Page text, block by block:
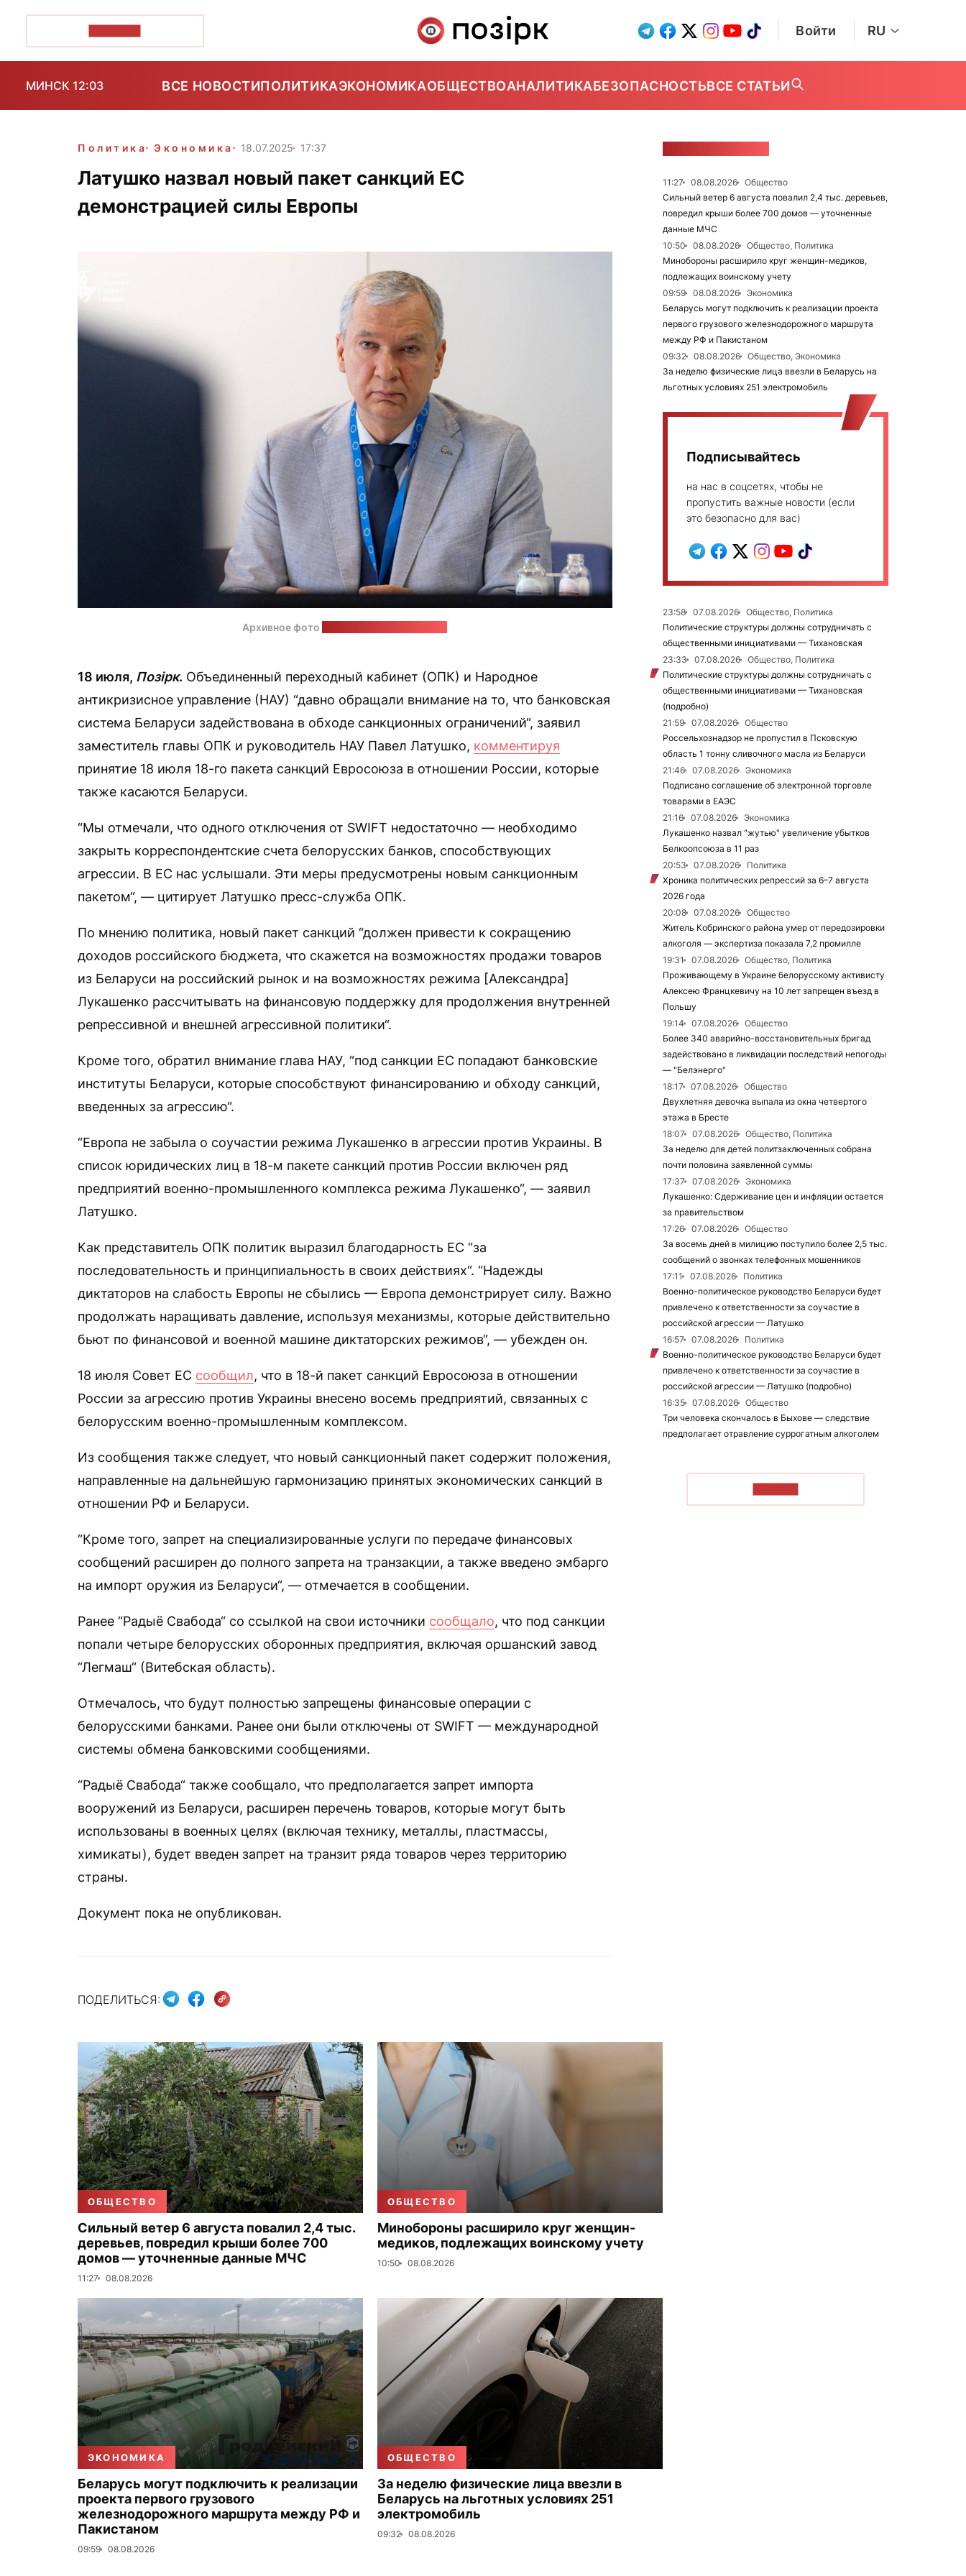
Войти RU
МИНСК 12:03 ВСЕ НОВОСТИПОЛИТИКАЭКОНОМИКАОБЩЕСТВОАНАЛИТИКАБЕЗОПАСНОСТЬВСЕ СТАТЬИ
Политика Экономика 18.07.2025 17:37
Латушко назвал новый пакет санкций ЕС
демонстрацией силы Европы
Архивное фото
18 июля, Позірк. Объединенный переходный кабинет (ОПК) и Народное
антикризисное управление (НАУ) “давно обращали внимание на то, что банковская
система Беларуси задействована в обходе санкционных ограничений“, заявил
заместитель главы ОПК и руководитель НАУ Павел Латушко, комментируя
принятие 18 июля 18-го пакета санкций Евросоюза в отношении России, которые
также касаются Беларуси.
“Мы отмечали, что одного отключения от SWIFT недостаточно — необходимо
закрыть корреспондентские счета белорусских банков, способствующих
агрессии. В ЕС нас услышали. Эти меры предусмотрены новым санкционным
пакетом“, — цитирует Латушко пресс-служба ОПК.
По мнению политика, новый пакет санкций “должен привести к сокращению
доходов российского бюджета, что скажется на возможностях продажи товаров
из Беларуси на российский рынок и на возможностях режима [Александра]
Лукашенко рассчитывать на финансовую поддержку для продолжения внутренней
репрессивной и внешней агрессивной политики“.
Кроме того, обратил внимание глава НАУ, “под санкции ЕС попадают банковские
институты Беларуси, которые способствуют финансированию и обходу санкций,
введенных за агрессию“.
“Европа не забыла о соучастии режима Лукашенко в агрессии против Украины. В
список юридических лиц в 18-м пакете санкций против России включен ряд
предприятий военно-промышленного комплекса режима Лукашенко“, — заявил
Латушко.
Как представитель ОПК политик выразил благодарность ЕС “за
последовательность и принципиальность в своих действиях“. “Надежды
диктаторов на слабость Европы не сбылись — Европа демонстрирует силу. Важно
продолжать наращивать давление, используя механизмы, которые действительно
бьют по финансовой и военной машине диктаторских режимов“, — убежден он.
18 июля Совет ЕС сообщил, что в 18-й пакет санкций Евросоюза в отношении
России за агрессию против Украины внесено восемь предприятий, связанных с
белорусским военно-промышленным комплексом.
Из сообщения также следует, что новый санкционный пакет содержит положения,
направленные на дальнейшую гармонизацию принятых экономических санкций в
отношении РФ и Беларуси.
“Кроме того, запрет на специализированные услуги по передаче финансовых
сообщений расширен до полного запрета на транзакции, а также введено эмбарго
на импорт оружия из Беларуси“, — отмечается в сообщении.
Ранее “Радыё Свабода“ со ссылкой на свои источники сообщало, что под санкции
попали четыре белорусских оборонных предприятия, включая оршанский завод
“Легмаш“ (Витебская область).
Отмечалось, что будут полностью запрещены финансовые операции с
белорусскими банками. Ранее они были отключены от SWIFT — международной
системы обмена банковскими сообщениями.
“Радыё Свабода“ также сообщало, что предполагается запрет импорта
вооружений из Беларуси, расширен перечень товаров, которые могут быть
использованы в военных целях (включая технику, металлы, пластмассы,
химикаты), будет введен запрет на транзит ряда товаров через территорию
страны.
Документ пока не опубликован.
ПОДЕЛИТЬСЯ:
ОБЩЕСТВО
Сильный ветер 6 августа повалил 2,4 тыс.
деревьев, повредил крыши более 700
домов — уточненные данные МЧС
11:27 08.08.2026
ОБЩЕСТВО
Минобороны расширило круг женщин-
медиков, подлежащих воинскому учету
10:50 08.08.2026
ЭКОНОМИКА
Беларусь могут подключить к реализации
проекта первого грузового
железнодорожного маршрута между РФ и
Пакистаном
09:59 08.08.2026
ОБЩЕСТВО
За неделю физические лица ввезли в
Беларусь на льготных условиях 251
электромобиль
09:32 08.08.2026
11:27 08.08.2026
Общество
Сильный ветер 6 августа повалил 2,4 тыс. деревьев,
повредил крыши более 700 домов — уточненные
данные МЧС
10:50
08.08.2026
Общество, Политика
Минобороны расширило круг женщин-медиков,
подлежащих воинскому учету
09:59
08.08.2026
Экономика
Беларусь могут подключить к реализации проекта
первого грузового железнодорожного маршрута
между РФ и Пакистаном
09:32
08.08.2026
Общество, Экономика
За неделю физические лица ввезли в Беларусь на
льготных условиях 251 электромобиль
Подписывайтесь
на нас в соцсетях, чтобы не
пропустить важные новости (если
это безопасно для вас)
23:58 07.08.2026
Общество, Политика
Политические структуры должны сотрудничать с
общественными инициативами — Тихановская
23:33
07.08.2026
Общество, Политика
Политические структуры должны сотрудничать с
общественными инициативами — Тихановская
(подробно)
21:59
07.08.2026
Общество
Россельхознадзор не пропустил в Псковскую
область 1 тонну сливочного масла из Беларуси
21:46
07.08.2026
Экономика
Подписано соглашение об электронной торговле
товарами в ЕАЭС
21:16
07.08.2026
Экономика
Лукашенко назвал "жутью" увеличение убытков
Белкоопсоюза в 11 раз
20:53
07.08.2026
Политика
Хроника политических репрессий за 6–7 августа
2026 года
20:08
07.08.2026
Общество
Житель Кобринского района умер от передозировки
алкоголя — экспертиза показала 7,2 промилле
19:31
07.08.2026
Общество, Политика
Проживающему в Украине белорусскому активисту
Алексею Францкевичу на 10 лет запрещен въезд в
Польшу
19:14
07.08.2026
Общество
Более 340 аварийно-восстановительных бригад
задействовано в ликвидации последствий непогоды
— "Белэнерго"
18:17
07.08.2026
Общество
Двухлетняя девочка выпала из окна четвертого
этажа в Бресте
18:07
07.08.2026
Общество, Политика
За неделю для детей политзаключенных собрана
почти половина заявленной суммы
17:37
07.08.2026
Экономика
Лукашенко: Сдерживание цен и инфляции остается
за правительством
17:26
07.08.2026
Общество
За восемь дней в милицию поступило более 2,5 тыс.
сообщений о звонках телефонных мошенников
17:11
07.08.2026
Политика
Военно-политическое руководство Беларуси будет
привлечено к ответственности за соучастие в
российской агрессии — Латушко
16:57
07.08.2026
Политика
Военно-политическое руководство Беларуси будет
привлечено к ответственности за соучастие в
российской агрессии — Латушко (подробно)
16:35
07.08.2026
Общество
Три человека скончалось в Быхове — следствие
предполагает отравление суррогатным алкоголем